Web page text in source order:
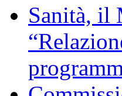
Sanità, il